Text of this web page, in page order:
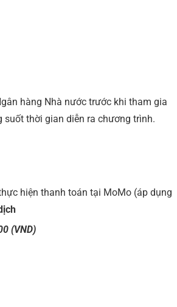
hàng Nhà nước trước khi tham gia
thời gian diễn ra chương trình.
hiện thanh toán tại MoMo (áp dụng
(VND)